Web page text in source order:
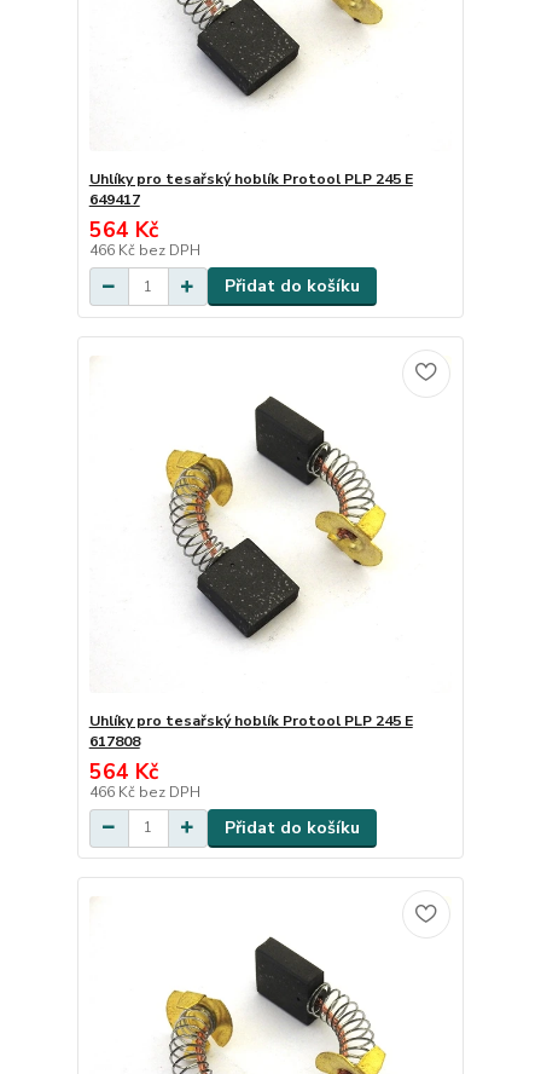
Uhlíky pro tesařský hoblík Protool PLP 245 E
649417
564 Kč
466 Kč bez DPH
Přidat do košíku
Uhlíky pro tesařský hoblík Protool PLP 245 E
617808
564 Kč
466 Kč bez DPH
Přidat do košíku